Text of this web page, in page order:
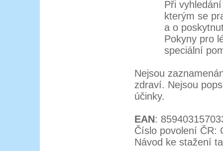
Při
kterým se
a o
Pokyny pro
speciální
Nejsou
zdraví. Nejsou
účinky.
EAN:
Číslo povolení ČR:
Návod ke stažení